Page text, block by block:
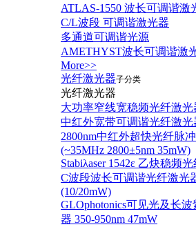
ATLAS-1550 波长可调谐激
C/L波段 可调谐激光器
多通道可调谐光源
AMETHYST波长可调谐激
More>>
光纤激光器子分类
光纤激光器
大功率窄线宽稳频光纤激光
中红外宽带可调谐光纤激光
2800nm中红外超快光纤脉
(~35MHz 2800±5nm 35mW)
Stabiλaser 1542ε 乙炔稳频
C波段波长可调谐光纤激光
(10/20mW)
GLOphotonics可见光及长
器 350-950nm 47mW